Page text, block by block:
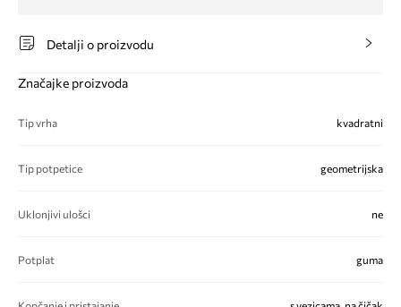
Detalji o proizvodu
Značajke proizvoda
Tip vrha kvadratni
Tip potpetice geometrijska
Uklonjivi ulošci ne
Potplat guma